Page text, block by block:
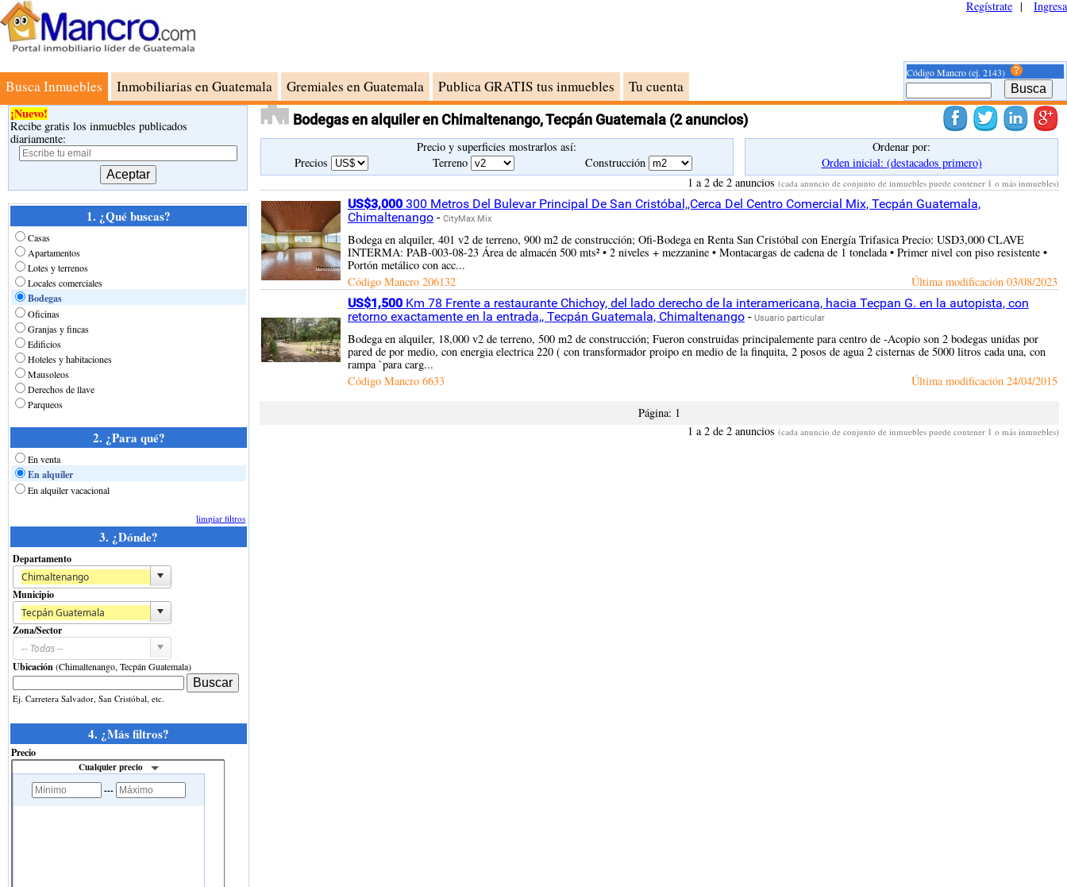
Busca Inmuebles Inmobiliarias en Guatemala Gremiales en Guatemala Publica GRATIS tus inmuebles Tu cuenta
Regístrate | Ingresa
Código Mancro (ej. 2143)
Bodegas en alquiler en Chimaltenango, Tecpán Guatemala (2 anuncios)
Precio y superficies mostrarlos así:
Precios
Terreno Construcción
Ordenar por:
Orden inicial: (destacados primero)
1 a 2 de 2 anuncios (cada anuncio de conjunto de inmuebles puede contener 1 o más inmuebles)
US$3,000300 Metros Del Bulevar Principal De San Cristóbal,,Cerca Del Centro Comercial Mix, Tecpán Guatemala,
Chimaltenango- CityMax Mix
Bodega en alquiler, 401 v2 de terreno, 900 m2 de construcción; Ofi-Bodega en Renta San Cristóbal con Energía Trifasica Precio: USD3,000 CLAVE
INTERMA: PAB-003-08-23 Área de almacén 500 mts² • 2 niveles + mezzanine • Montacargas de cadena de 1 tonelada • Primer nivel con piso resistente •
Portón metálico con acc...
Código Mancro 206132 Última modificación 03/08/2023
US$1,500Km 78 Frente a restaurante Chichoy, del lado derecho de la interamericana, hacia Tecpan G. en la autopista, con
retorno exactamente en la entrada,, Tecpán Guatemala, Chimaltenango- Usuario particular
Bodega en alquiler, 18,000 v2 de terreno, 500 m2 de construcción; Fueron construidas principalemente para centro de -Acopio son 2 bodegas unidas por
pared de por medio, con energia electrica 220 ( con transformador proipo en medio de la finquita, 2 posos de agua 2 cisternas de 5000 litros cada una, con
rampa `para carg...
Código Mancro 6633 Última modificación 24/04/2015
Página: 1
1 a 2 de 2 anuncios (cada anuncio de conjunto de inmuebles puede contener 1 o más inmuebles)
¡Nuevo!
Recibe gratis los inmuebles publicados
diariamente:
1. ¿Qué buscas?
Casas
Apartamentos
Lotes y terrenos
Locales comerciales
Bodegas
Oficinas
Granjas y fincas
Edificios
Hoteles y habitaciones
Mausoleos
Derechos de llave
Parqueos
2. ¿Para qué?
En venta
En alquiler
En alquiler vacacional
limpiar filtros
3. ¿Dónde?
Departamento
Municipio
Zona/Sector
Ubicación(Chimaltenango, Tecpán Guatemala)
Ej. Carretera Salvador, San Cristóbal, etc.
4. ¿Más filtros?
Precio
Cualquier precio
---